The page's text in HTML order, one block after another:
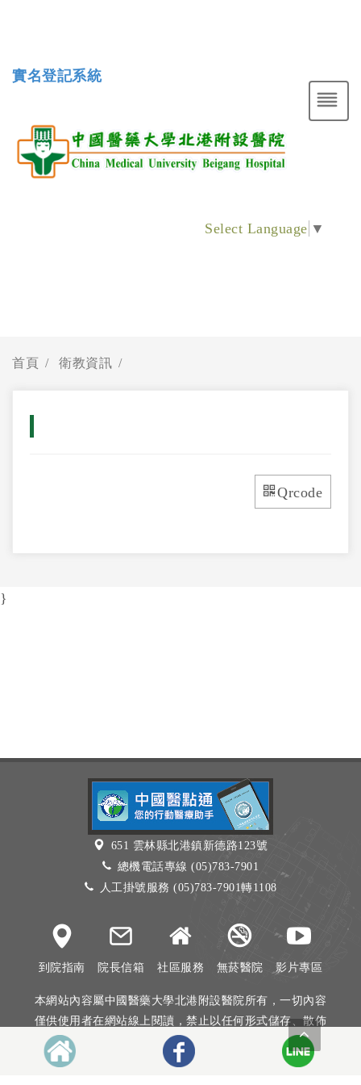
實名登記系統
Select Language ▼
首頁 衛教資訊
Qrcode
}
651 雲林縣北港鎮新德路123號
總機電話專線 (05)783-7901
人工掛號服務 (05)783-7901轉1108
到院指南 院長信箱 社區服務 無菸醫院 影片專區
本網站內容屬中國醫藥大學北港附設醫院所有，一切內容
僅供使用者在網站線上閱讀，禁止以任何形式儲存、散佈
或重製部分或全部內容
本網站建議以Internet Explorer 10以上、Firefox或Google